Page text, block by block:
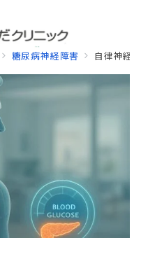
糖尿病神経障害 自律神経